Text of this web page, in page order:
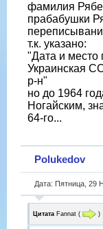
фамилия
прабабушки
т.к. указано:
"Дата и
Украинская
р-н"
но до 1964
Ногайским,
64-го...
Polukedov
Дата: Пятница, 29
Цитата Fannat ( )